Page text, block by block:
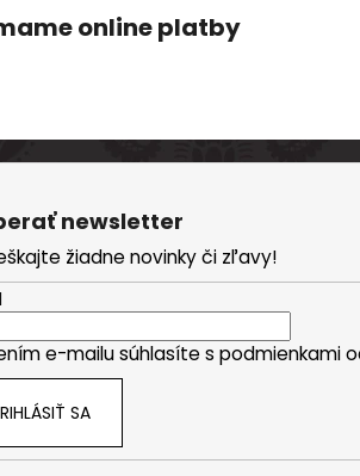
online platby
newsletter
žiadne novinky či zľavy!
e-mailu súhlasíte s podmienkami
SA